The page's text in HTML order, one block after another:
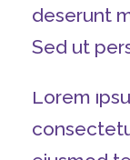
deserunt
Sed ut
Lorem